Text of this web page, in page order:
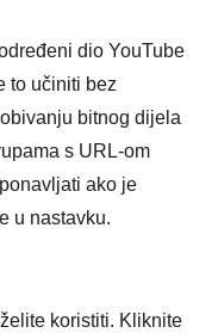
dio YouTube
to učiniti bez
bitnog dijela
s URL-om
ako je
u nastavku.
koristiti. Kliknite